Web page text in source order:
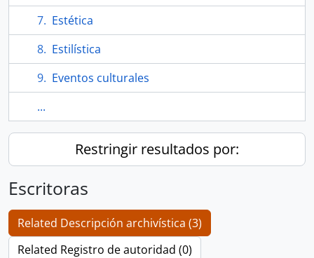
Estética
Estilística
Eventos culturales
...
Restringir resultados por:
Escritoras
Related Descripción archivística (3)
Related Registro de autoridad (0)